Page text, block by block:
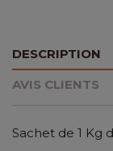
DESCRIPTION
AVIS CLIENTS
Sachet de 1 Kg